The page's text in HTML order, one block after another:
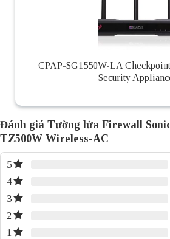
CPAP-SG1550W-LA
Security
Đánh giá Tường lửa Firewall
TZ500W Wireless-AC
5
4
3
2
1